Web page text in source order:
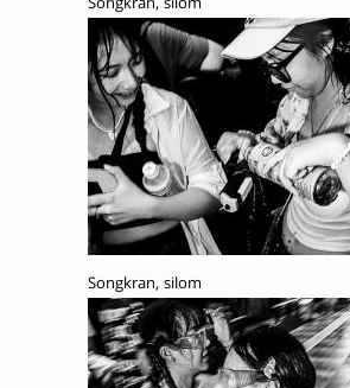
Songkran, silom